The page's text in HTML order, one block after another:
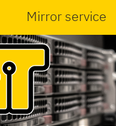
Mirror service